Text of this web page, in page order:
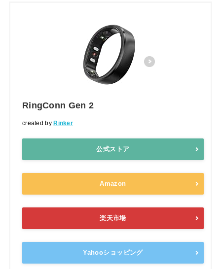
RingConn Gen 2
created byRinker
公式ストア
Amazon
楽天市場
Yahooショッピング